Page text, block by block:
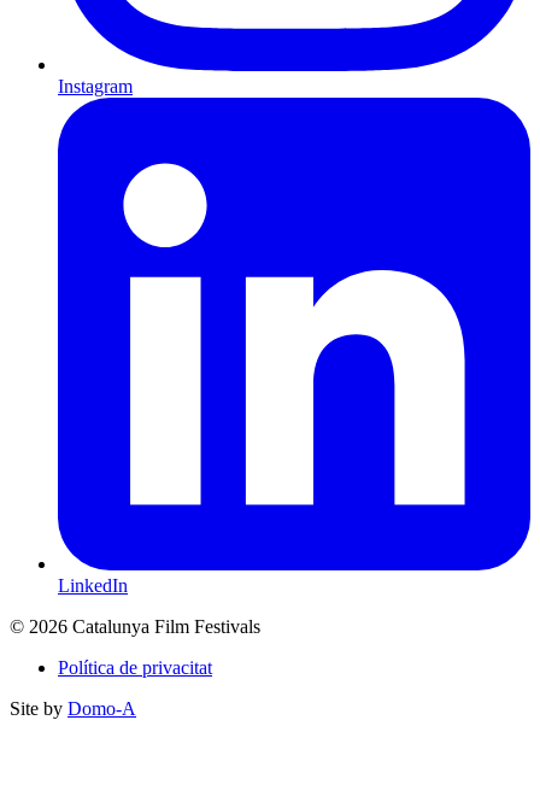
Instagram
LinkedIn
© 2026 Catalunya Film Festivals
Política de privacitat
Site by Domo-A